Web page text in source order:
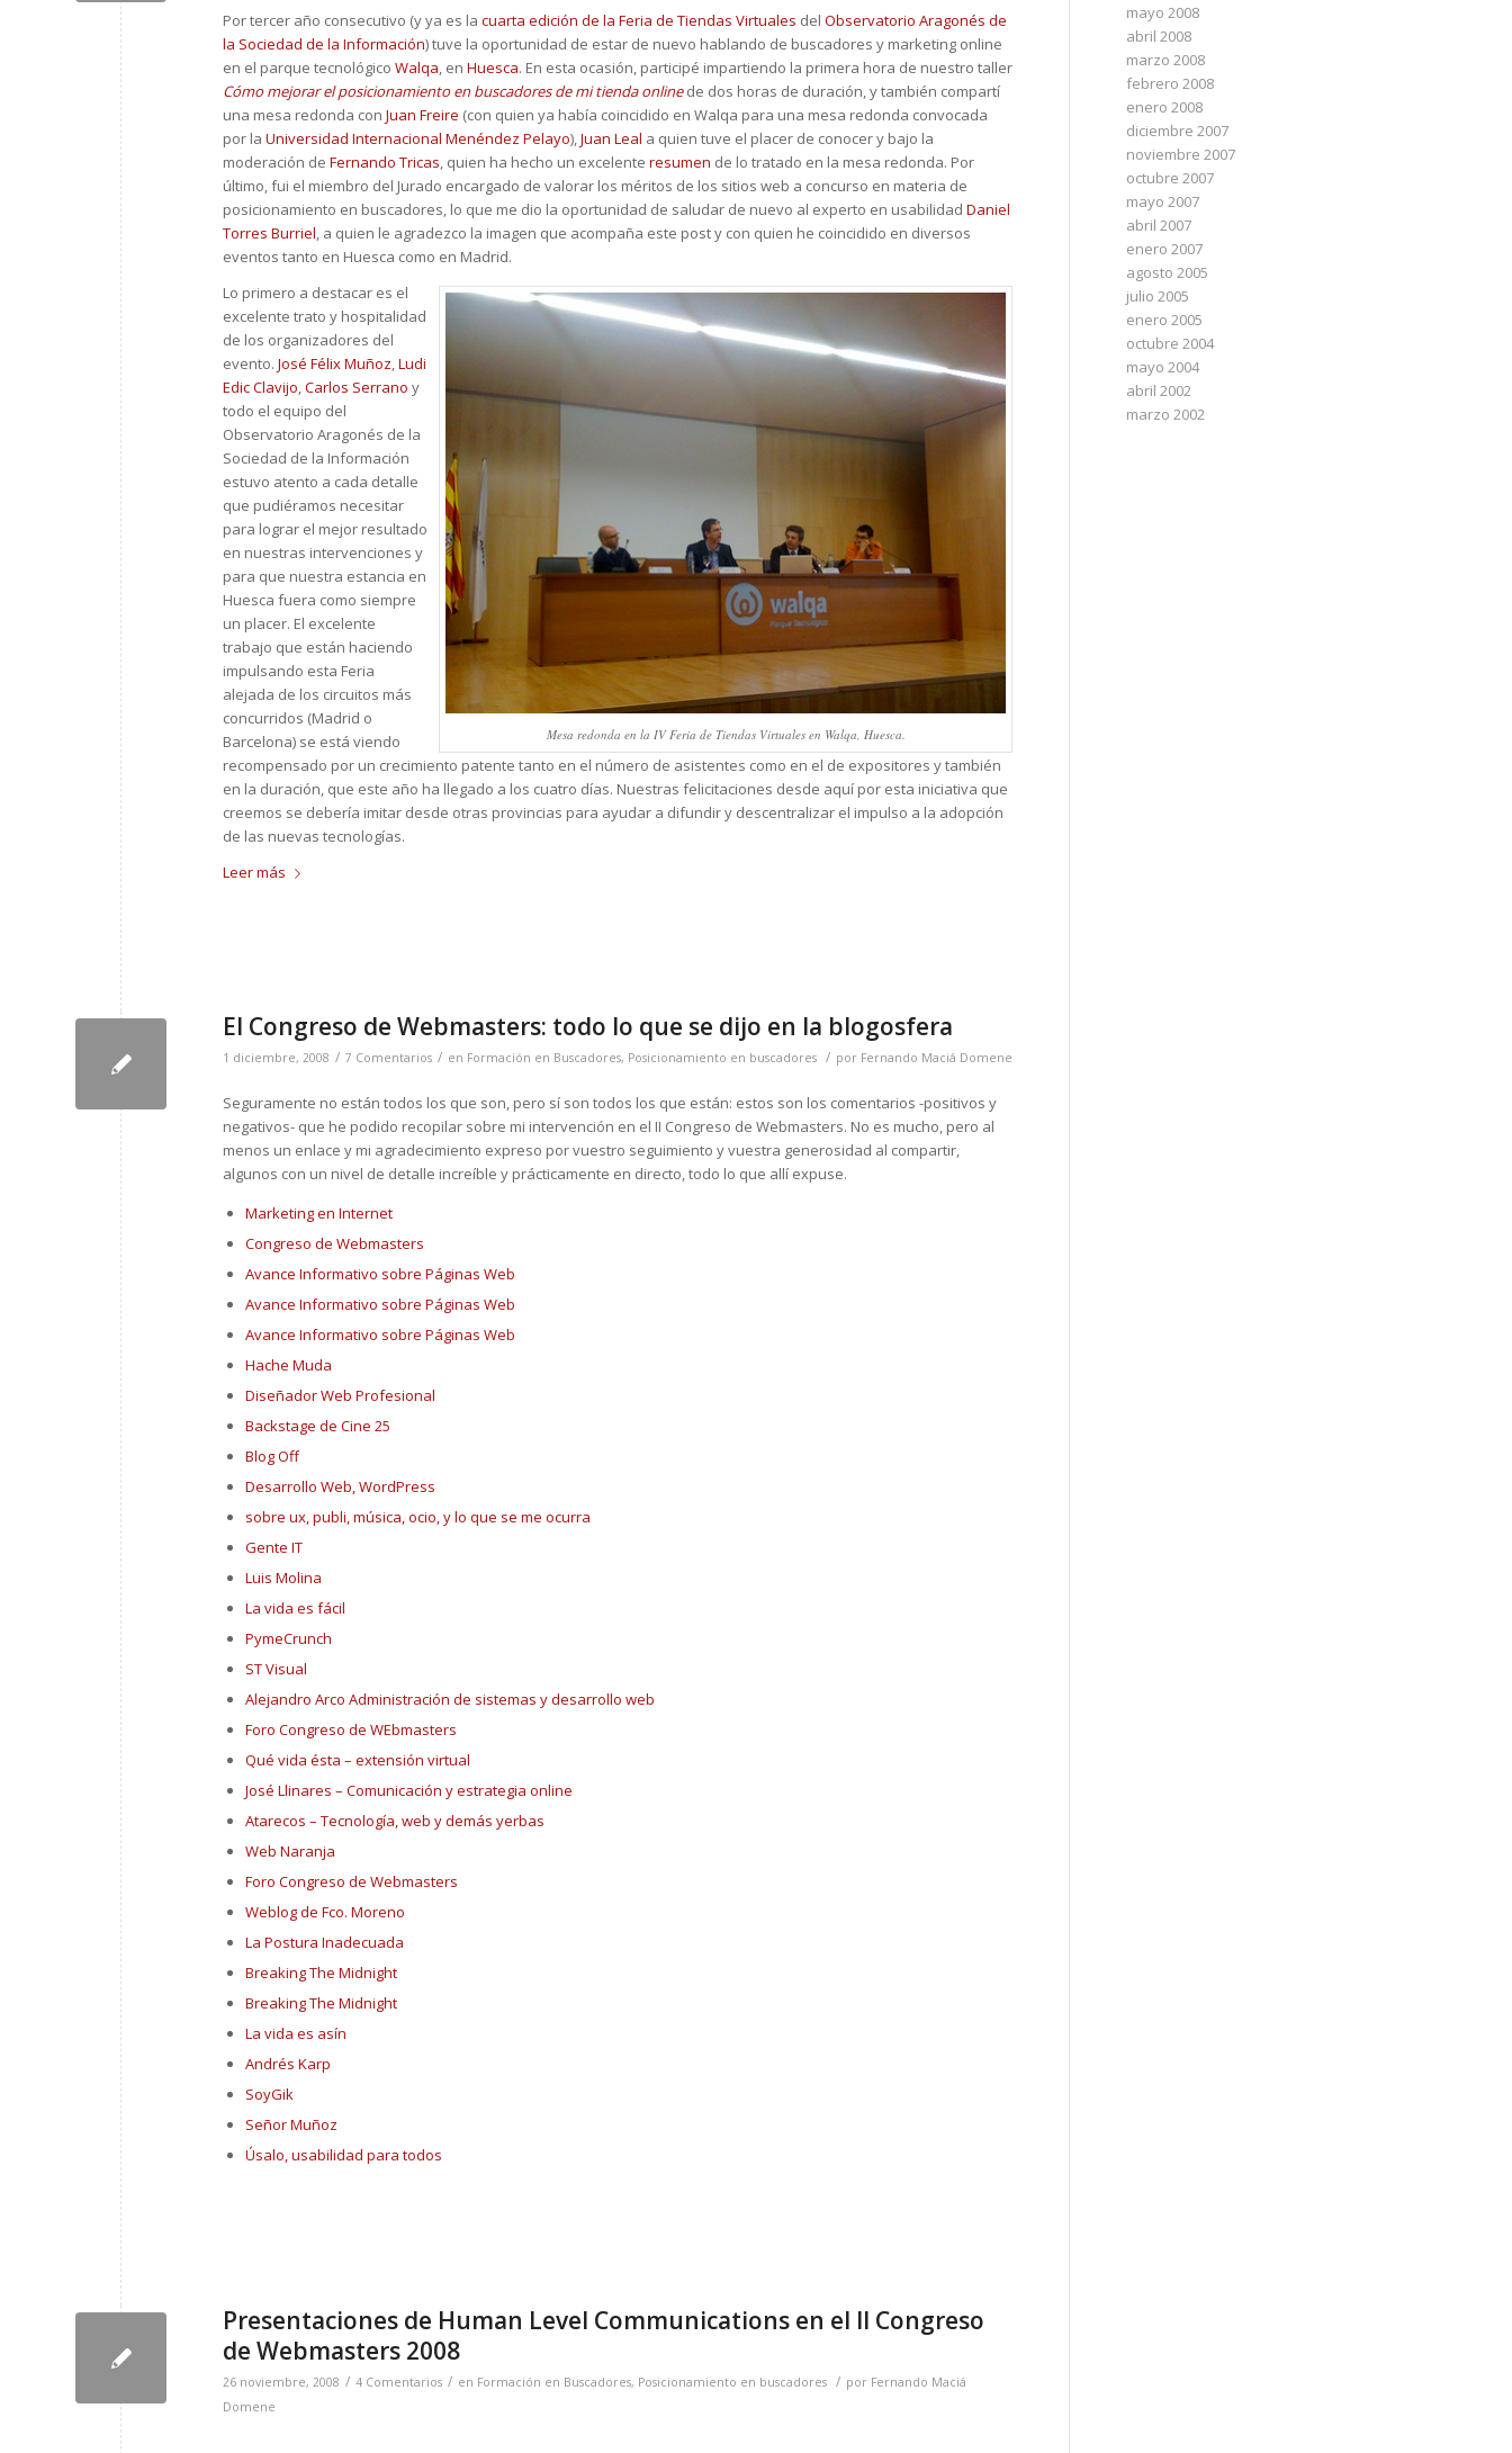
Por tercer año consecutivo (y ya es la cuarta edición de la Feria de Tiendas Virtuales del Observatorio Aragonés de
la Sociedad de la Información) tuve la oportunidad de estar de nuevo hablando de buscadores y marketing online
en el parque tecnológico Walqa, en Huesca. En esta ocasión, participé impartiendo la primera hora de nuestro taller
Cómo mejorar el posicionamiento en buscadores de mi tienda onlinede dos horas de duración, y también compartí
una mesa redonda con Juan Freire (con quien ya había coincidido en Walqa para una mesa redonda convocada
por la Universidad Internacional Menéndez Pelayo),Juan Leal a quien tuve el placer de conocer y bajo la
moderación de Fernando Tricas, quien ha hecho un excelente resumen de lo tratado en la mesa redonda. Por
último, fui el miembro del Jurado encargado de valorar los méritos de los sitios web a concurso en materia de
posicionamiento en buscadores, lo que me dio la oportunidad de saludar de nuevo al experto en usabilidad Daniel
Torres Burriel, a quien le agradezco la imagen que acompaña este post y con quien he coincidido en diversos
eventos tanto en Huesca como en Madrid.
Mesa redonda en la IV Feria de Tiendas Virtuales en Walqa, Huesca.
Lo primero a destacar es el
excelente trato y hospitalidad
de los organizadores del
evento. José Félix Muñoz,Ludi
Edic Clavijo,Carlos Serrano y
todo el equipo del
Observatorio Aragonés de la
Sociedad de la Información
estuvo atento a cada detalle
que pudiéramos necesitar
para lograr el mejor resultado
en nuestras intervenciones y
para que nuestra estancia en
Huesca fuera como siempre
un placer. El excelente
trabajo que están haciendo
impulsando esta Feria
alejada de los circuitos más
concurridos (Madrid o
Barcelona) se está viendo
recompensado por un crecimiento patente tanto en el número de asistentes como en el de expositores y también
en la duración, que este año ha llegado a los cuatro días. Nuestras felicitaciones desde aquí por esta iniciativa que
creemos se debería imitar desde otras provincias para ayudar a difundir y descentralizar el impulso a la adopción
de las nuevas tecnologías.
Leer más
El Congreso de Webmasters: todo lo que se dijo en la blogosfera
1 diciembre, 2008 / 7 Comentarios / en Formación en Buscadores, Posicionamiento en buscadores / por Fernando Maciá Domene
Seguramente no están todos los que son, pero sí son todos los que están: estos son los comentarios -positivos y
negativos- que he podido recopilar sobre mi intervención en el II Congreso de Webmasters. No es mucho, pero al
menos un enlace y mi agradecimiento expreso por vuestro seguimiento y vuestra generosidad al compartir,
algunos con un nivel de detalle increíble y prácticamente en directo, todo lo que allí expuse.
Marketing en Internet
Congreso de Webmasters
Avance Informativo sobre Páginas Web
Avance Informativo sobre Páginas Web
Avance Informativo sobre Páginas Web
Hache Muda
Diseñador Web Profesional
Backstage de Cine 25
Blog Off
Desarrollo Web, WordPress
sobre ux, publi, música, ocio, y lo que se me ocurra
Gente IT
Luis Molina
La vida es fácil
PymeCrunch
ST Visual
Alejandro Arco Administración de sistemas y desarrollo web
Foro Congreso de WEbmasters
Qué vida ésta – extensión virtual
José Llinares – Comunicación y estrategia online
Atarecos – Tecnología, web y demás yerbas
Web Naranja
Foro Congreso de Webmasters
Weblog de Fco. Moreno
La Postura Inadecuada
Breaking The Midnight
Breaking The Midnight
La vida es asín
Andrés Karp
SoyGik
Señor Muñoz
Úsalo, usabilidad para todos
Presentaciones de Human Level Communications en el II Congreso
de Webmasters 2008
26 noviembre, 2008 / 4 Comentarios / en Formación en Buscadores, Posicionamiento en buscadores / por Fernando Maciá
Domene
mayo 2008
abril 2008
marzo 2008
febrero 2008
enero 2008
diciembre 2007
noviembre 2007
octubre 2007
mayo 2007
abril 2007
enero 2007
agosto 2005
julio 2005
enero 2005
octubre 2004
mayo 2004
abril 2002
marzo 2002